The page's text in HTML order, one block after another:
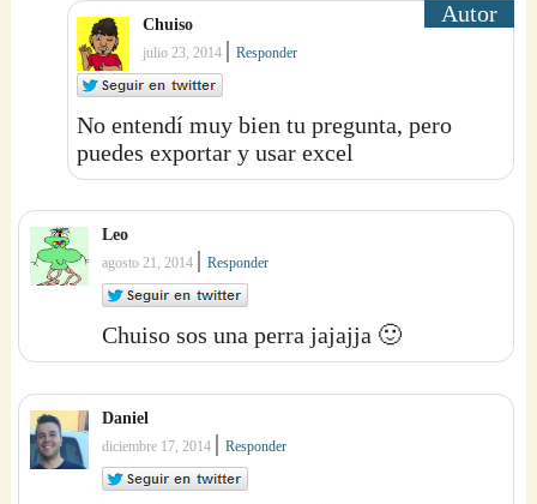
Chuiso
julio 23, 2014 |Responder
No entendí muy bien tu pregunta, pero
puedes exportar y usar excel
Leo
agosto 21, 2014 |Responder
Chuiso sos una perra jajajja 🙂
Daniel
diciembre 17, 2014 |Responder